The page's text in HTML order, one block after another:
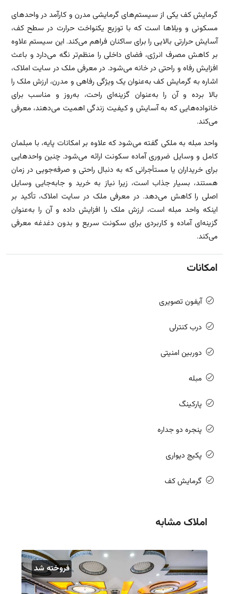
گرمایش کف یکی از سیستم‌های گرمایشی مدرن و کارآمد در واحدهای
مسکونی و ویلاها است که با توزیع یکنواخت حرارت در سطح کف،
آسایش حرارتی بالایی را برای ساکنان فراهم می‌کند. این سیستم علاوه
بر کاهش مصرف انرژی، فضای داخلی را منظم‌تر نگه می‌دارد و باعث
افزایش رفاه و راحتی در خانه می‌شود. در معرفی ملک در سایت املاک،
اشاره به گرمایش کف به‌عنوان یک ویژگی رفاهی و مدرن، ارزش ملک را
بالا برده و آن را به‌عنوان گزینه‌ای راحت، به‌روز و مناسب برای
خانواده‌هایی که به آسایش و کیفیت زندگی اهمیت می‌دهند، معرفی
می‌کند.
واحد مبله به ملکی گفته می‌شود که علاوه بر امکانات پایه، با مبلمان
کامل و وسایل ضروری آماده سکونت ارائه می‌شود. چنین واحدهایی
برای خریداران یا مستأجرانی که به دنبال راحتی و صرفه‌جویی در زمان
هستند، بسیار جذاب است، زیرا نیاز به خرید و جابه‌جایی وسایل
اصلی را کاهش می‌دهد. در معرفی ملک در سایت املاک، تأکید بر
اینکه واحد مبله است، ارزش ملک را افزایش داده و آن را به‌عنوان
گزینه‌ای آماده و کاربردی برای سکونت سریع و بدون دغدغه معرفی
می‌کند.
امکانات
آیفون تصویری
درب کنترلی
دوربین امنیتی
مبله
پارکینگ
پنجره دو جداره
پکیج دیواری
گرمایش کف
املاک مشابه
فروخته شد